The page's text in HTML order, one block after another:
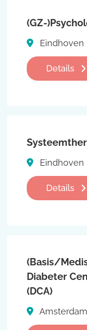
(GZ-
Eindhoven
Details
Eindhoven
Details
(Basis/
Diabeter
(DCA)